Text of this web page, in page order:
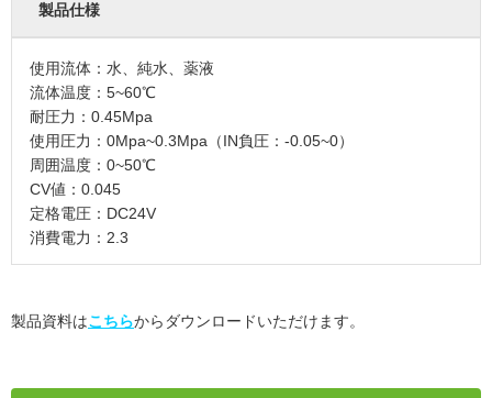
製品仕様
使用流体：水、純水、薬液
流体温度：5~60℃
耐圧力：0.45Mpa
使用圧力：0Mpa~0.3Mpa（IN負圧：-0.05~0）
周囲温度：0~50℃
CV値：0.045
定格電圧：DC24V
消費電力：2.3
製品資料はこちらからダウンロードいただけます。